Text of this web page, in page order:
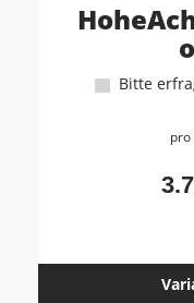
Bitte
pro